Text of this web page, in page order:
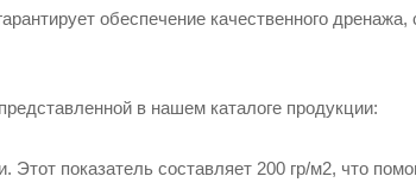
обеспечение качественного
в нашем каталоге продукции:
Этот показатель составляет 200 гр/м2, что